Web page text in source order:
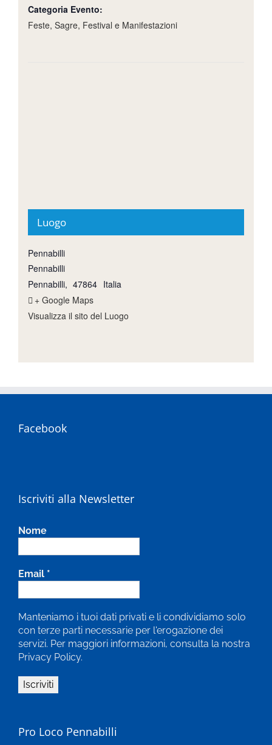
Categoria Evento:
Feste, Sagre, Festival e Manifestazioni
Luogo
Pennabilli
Pennabilli
Pennabilli, 47864 Italia
+ Google Maps
Visualizza il sito del Luogo
Facebook
Iscriviti alla Newsletter
Nome
Email *
Manteniamo i tuoi dati privati e li condividiamo solo
con terze parti necessarie per l'erogazione dei
servizi. Per maggiori informazioni, consulta la nostra
Privacy Policy.
Pro Loco Pennabilli